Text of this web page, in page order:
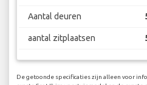
Aantal deuren
aantal zitplaatsen
De getoonde specificaties zijn alleen voor